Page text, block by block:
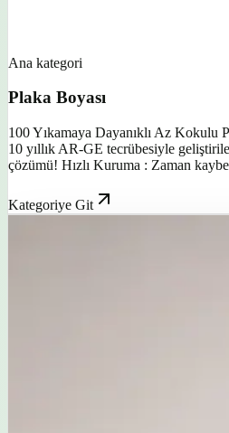
Ana kategori
Plaka Boyası
100 Yıkamaya Dayanıklı Az Kokulu
10 yıllık AR-GE tecrübesiyle
çözümü! Hızlı Kuruma : Zaman
Kategoriye Git